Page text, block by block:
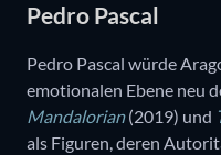
Pedro Pascal
Pedro Pascal würde
emotionalen Ebene neu
Mandalorian(2019) und
als Figuren, deren